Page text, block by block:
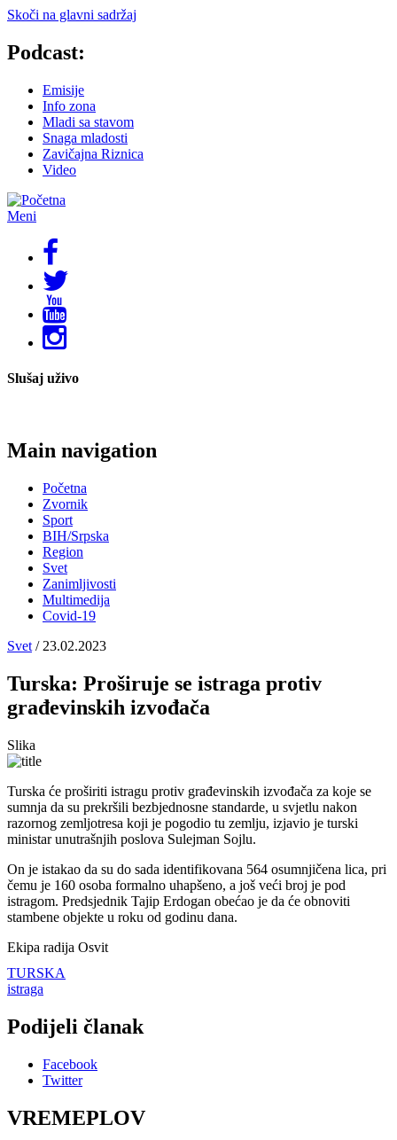
Skoči na glavni sadržaj
Podcast:
Emisije
Info zona
Mladi sa stavom
Snaga mladosti
Zavičajna Riznica
Video
Meni
Slušaj uživo
Main navigation
Početna
Zvornik
Sport
BIH/Srpska
Region
Svet
Zanimljivosti
Multimedija
Covid-19
Svet / 23.02.2023
Turska: Proširuje se istraga protiv
građevinskih izvođača
Slika
Turska će proširiti istragu protiv građevinskih izvođača za koje se
sumnja da su prekršili bezbjednosne standarde, u svjetlu nakon
razornog zemljotresa koji je pogodio tu zemlju, izjavio je turski
ministar unutrašnjih poslova Sulejman Sojlu.
On je istakao da su do sada identifikovana 564 osumnjičena lica, pri
čemu je 160 osoba formalno uhapšeno, a još veći broj je pod
istragom. Predsjednik Tajip Erdogan obećao je da će obnoviti
stambene objekte u roku od godinu dana.
Ekipa radija Osvit
TURSKA
istraga
Podijeli članak
Facebook
Twitter
VREMEPLOV